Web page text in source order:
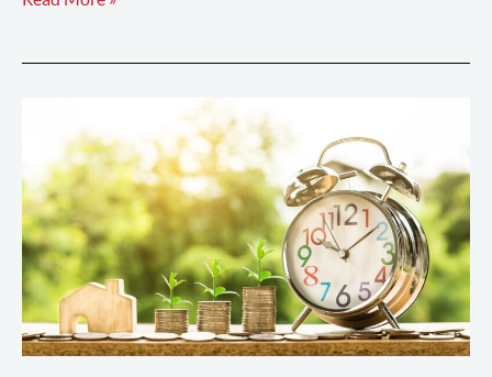
шанса
да
орочите
пари
во
банка
пред
да